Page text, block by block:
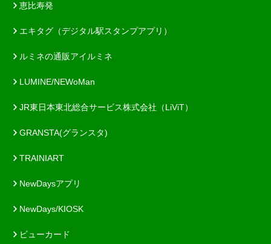
恵比寿発
エキタグ（デジタル駅スタンプアプリ）
ルミネの通販アイルミネ
LUMINE/NEWoMan
JR東日本東北総合サービス株式会社（LiViT）
GRANSTA(グランスタ)
TRAINIART
NewDaysアプリ
NewDays/KIOSK
ビューカード